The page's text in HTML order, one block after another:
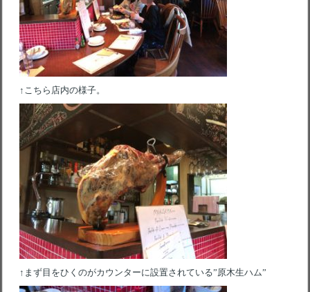
↑こちら店内の様子。
↑まず目をひくのがカウンターに設置されている”原木生ハム”